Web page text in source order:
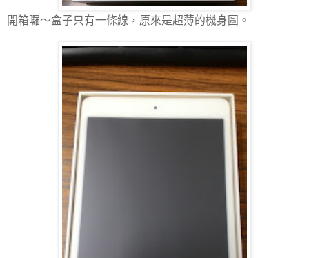
開箱囉～盒子只有一條線，原來是超薄的機身圖。